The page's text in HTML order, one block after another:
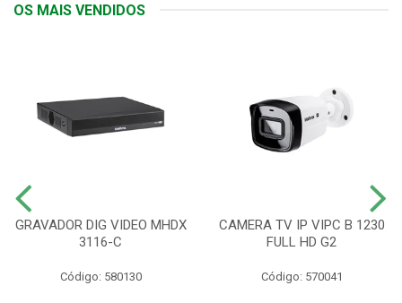
OS MAIS VENDIDOS
GRAVADOR DIG VIDEO MHDX
3116-C
Código: 580130
CAMERA TV IP VIPC B 1230
FULL HD G2
Código: 570041